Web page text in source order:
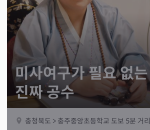
미사여구가 필요 없는
진짜 공수
충청북도 > 충주중앙초등학교 도보 5분 거리